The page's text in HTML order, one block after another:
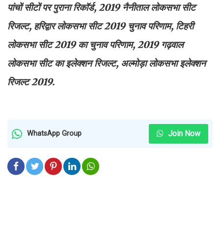
पांचों सीटों पर पुराना रिकॉर्ड, 2019 नैनीताल लोकसभा सीट
रिजल्ट, हरिद्वार लोकसभा सीट 2019 चुनाव परिणाम, टिहरी
लोकसभा सीट 2019 का चुनाव परिणाम, 2019 गढ़वाल
लोकसभा सीट का इलेक्शन रिजल्ट, अल्मोड़ा लोकसभा इलेक्शन
रिजल्ट 2019.
WhatsApp Group Join Now